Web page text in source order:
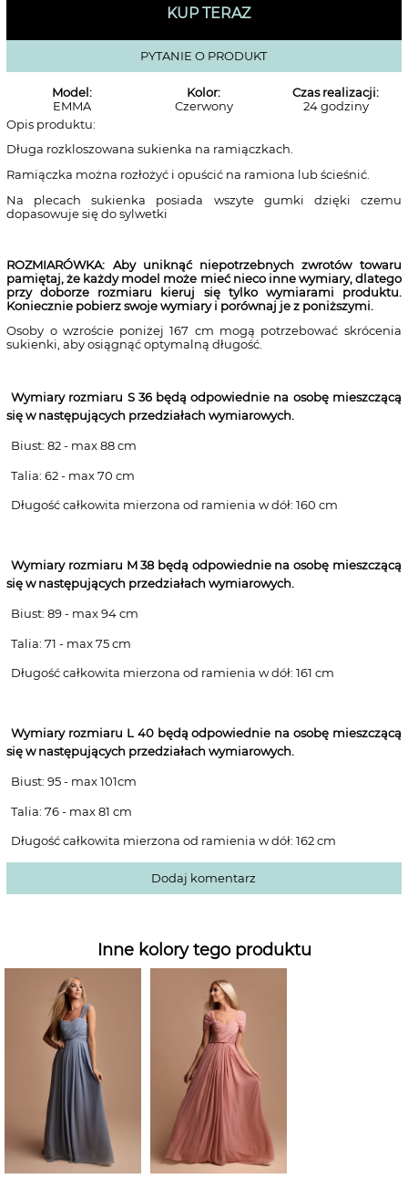
KUP TERAZ
PYTANIE O PRODUKT
Model:
EMMA
Kolor:
Czerwony
Czas realizacji:
24 godziny
Opis produktu:
Długa rozkloszowana sukienka na ramiączkach.
Ramiączka można rozłożyć i opuścić na ramiona lub ścieśnić.
Na plecach sukienka posiada wszyte gumki dzięki czemu
dopasowuje się do sylwetki
ROZMIARÓWKA: Aby uniknąć niepotrzebnych zwrotów towaru
pamiętaj, że każdy model może mieć nieco inne wymiary, dlatego
przy doborze rozmiaru kieruj się tylko wymiarami produktu.
Koniecznie pobierz swoje wymiary i porównaj je z poniższymi.
Osoby o wzroście poniżej 167 cm mogą potrzebować skrócenia
sukienki, aby osiągnąć optymalną długość.
Wymiary rozmiaru S 36 będą odpowiednie na osobę mieszczącą
się w następujących przedziałach wymiarowych.
Biust: 82 - max 88 cm
Talia: 62 - max 70 cm
Długość całkowita mierzona od ramienia w dół: 160 cm
Wymiary rozmiaru M 38 będą odpowiednie na osobę mieszczącą
się w następujących przedziałach wymiarowych.
Biust: 89 - max 94 cm
Talia: 71 - max 75 cm
Długość całkowita mierzona od ramienia w dół: 161 cm
Wymiary rozmiaru L 40 będą odpowiednie na osobę mieszczącą
się w następujących przedziałach wymiarowych.
Biust: 95 - max 101cm
Talia: 76 - max 81 cm
Długość całkowita mierzona od ramienia w dół: 162 cm
Dodaj komentarz
Inne kolory tego produktu